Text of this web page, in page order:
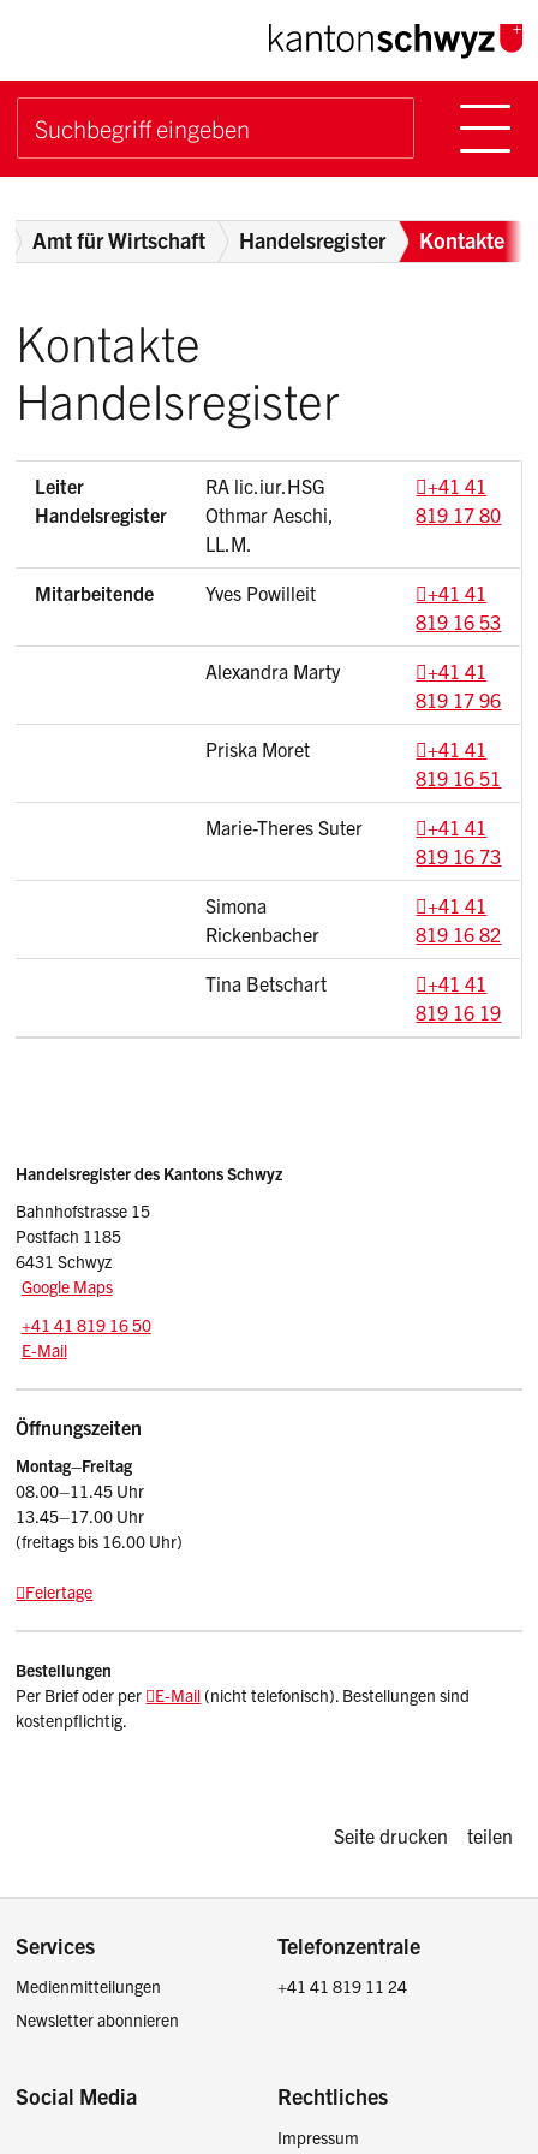
Navigieren im Kanton
Schnellnavigation
Suchbegriff
Breadcrumb
Amt für Wirtschaft Handelsregister Kontakte
Kontakte
Handelsregister
Leiter
Handelsregister
RA lic.iur.HSG
Othmar Aeschi,
LL.M.
+41 41
819 17 80
Mitarbeitende Yves Powilleit
+41 41
819 16 53
Alexandra Marty
+41 41
819 17 96
Priska Moret
+41 41
819 16 51
Marie-Theres Suter
+41 41
819 16 73
Simona
Rickenbacher
+41 41
819 16 82
Tina Betschart
+41 41
819 16 19
Sidebar
Adresse
Handelsregister des Kantons Schwyz
Bahnhofstrasse 15
Postfach 1185
6431 Schwyz
Google Maps
Tel.:
+41 41 819 16 50
E-Mail: handelsregister
E-Mail
Öffnungszeiten
Montag–Freitag
08.00–11.45 Uhr
13.45–17.00 Uhr
(freitags bis 16.00 Uhr)
Feiertage
Bestellungen
Per Brief oder per
E-Mail(nicht telefonisch). Bestellungen sind
kostenpflichtig.
Diese Seite
Seite drucken teilen
Footer
Services
Medienmitteilungen
Newsletter abonnieren
Telefonzentrale
+41 41 819 11 24
Social Media Rechtliches
Impressum